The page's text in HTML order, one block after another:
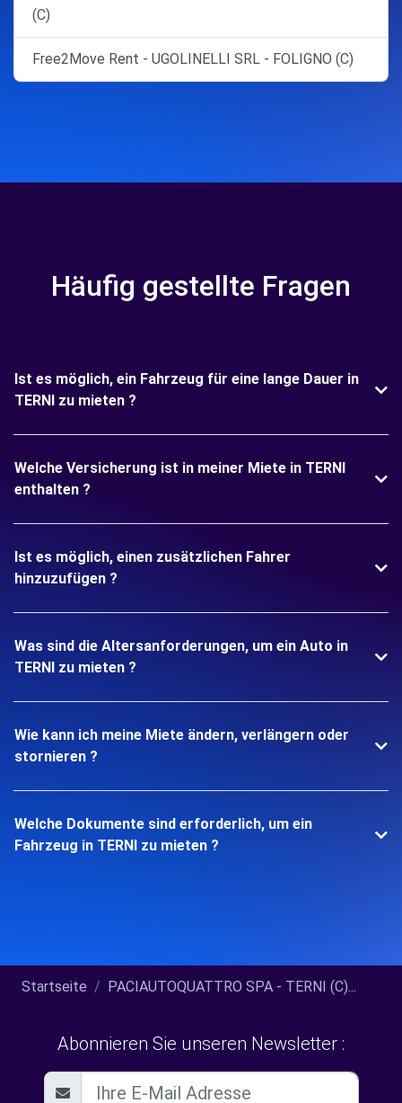
(C)
Free2Move Rent - UGOLINELLI SRL - FOLIGNO (C)
Häufig gestellte Fragen
Ist es möglich, ein Fahrzeug für eine lange Dauer in
TERNI zu mieten ?
Welche Versicherung ist in meiner Miete in TERNI
enthalten ?
Ist es möglich, einen zusätzlichen Fahrer
hinzuzufügen ?
Was sind die Altersanforderungen, um ein Auto in
TERNI zu mieten ?
Wie kann ich meine Miete ändern, verlängern oder
stornieren ?
Welche Dokumente sind erforderlich, um ein
Fahrzeug in TERNI zu mieten ?
Startseite PACIAUTOQUATTRO SPA - TERNI (C)...
Abonnieren Sie unseren Newsletter :